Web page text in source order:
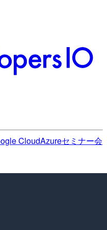
CloudAzureセミナー会